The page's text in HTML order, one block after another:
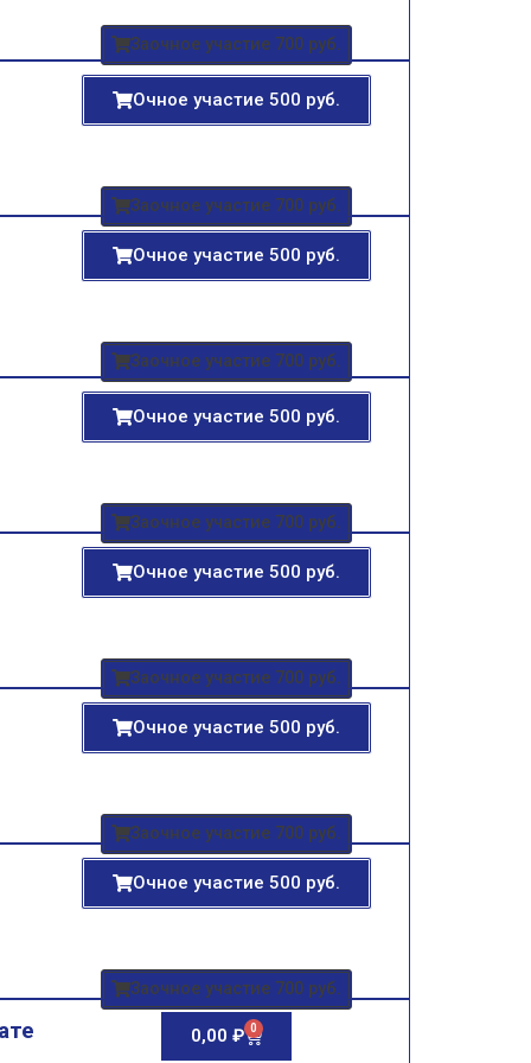
Заочное участие 700 руб.
Очное участие 500 руб.
Заочное участие 700 руб.
Очное участие 500 руб.
Заочное участие 700 руб.
Очное участие 500 руб.
Заочное участие 700 руб.
Очное участие 500 руб.
Заочное участие 700 руб.
Очное участие 500 руб.
Заочное участие 700 руб.
Очное участие 500 руб.
Заочное участие 700 руб.
0,00₽ 0